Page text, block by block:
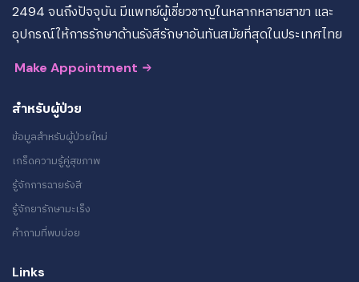
2494 จนถึงปัจจุบัน มีแพทย์ผู้เชี่ยวชาญในหลากหลายสาขา และ
อุปกรณ์ให้การรักษาด้านรังสีรักษาอันทันสมัยที่สุดในประเทศไทย
Make Appointment
สำหรับผู้ป่วย
ข้อมูลสำหรับผู้ป่วยใหม่
เกร็ดความรู้คู่สุขภาพ
รู้จักการฉายรังสี
รู้จักยารักษามะเร็ง
คำถามที่พบบ่อย
Links